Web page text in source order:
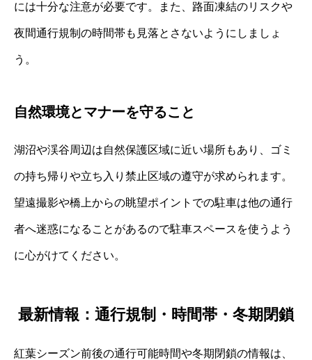
には十分な注意が必要です。また、路面凍結のリスクや
夜間通行規制の時間帯も見落とさないようにしましょ
う。
自然環境とマナーを守ること
湖沼や渓谷周辺は自然保護区域に近い場所もあり、ゴミ
の持ち帰りや立ち入り禁止区域の遵守が求められます。
望遠撮影や橋上からの眺望ポイントでの駐車は他の通行
者へ迷惑になることがあるので駐車スペースを使うよう
に心がけてください。
最新情報：通行規制・時間帯・冬期閉鎖
紅葉シーズン前後の通行可能時間や冬期閉鎖の情報は、